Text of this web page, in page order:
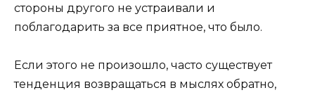
стороны другого не устраивали и
поблагодарить за все приятное, что было.
Если этого не произошло, часто существует
тенденция возвращаться в мыслях обратно,